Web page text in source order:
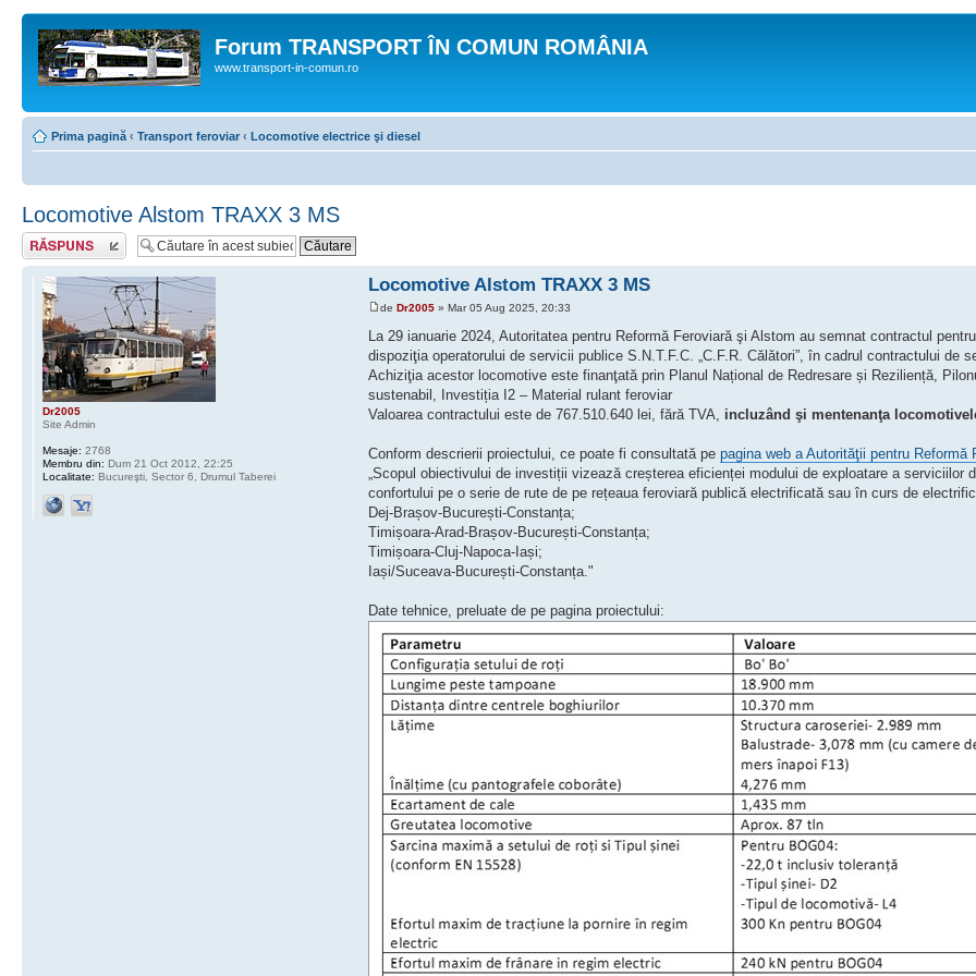
Forum TRANSPORT ÎN COMUN ROMÂNIA
www.transport-in-comun.ro
Prima pagină ‹ Transport feroviar ‹ Locomotive electrice şi diesel
Locomotive Alstom TRAXX 3 MS
Răspunde
Locomotive Alstom TRAXX 3 MS
deDr2005 » Mar 05 Aug 2025, 20:33
La 29 ianuarie 2024, Autoritatea pentru Reformă Feroviară şi Alstom au semnat contractul
dispoziţia operatorului de servicii publice S.N.T.F.C. „C.F.R. Călători”, în cadrul contractului de
Achiziţia acestor locomotive este finanţată prin Planul Național de Redresare și Reziliență,
sustenabil, Investiția I2 – Material rulant feroviar
Valoarea contractului este de 767.510.640 lei, fără TVA, incluzând şi mentenanţa
Conform descrierii proiectului, ce poate fi consultată pepagina web a Autorităţii pentru Reformă
„Scopul obiectivului de investiții vizează creșterea eficienței modului de exploatare a serviciilor
confortului pe o serie de rute de pe rețeaua feroviară publică electrificată sau în curs de
Dej-Brașov-București-Constanța;
Timișoara-Arad-Brașov-București-Constanța;
Timișoara-Cluj-Napoca-Iași;
Iași/Suceava-București-Constanța."
Date tehnice, preluate de pe pagina proiectului:
Dr2005
Site Admin
Mesaje: 2768
Membru din: Dum 21 Oct 2012, 22:25
Localitate: Bucureşti, Sector 6, Drumul Taberei